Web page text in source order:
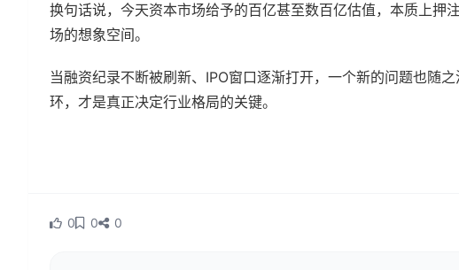
换句话说，今天资本市场给予的百亿甚至数百亿估值，本质上押
场的想象空间。
当融资纪录不断被刷新、IPO窗口逐渐打开，一个新的问题也随
环，才是真正决定行业格局的关键。
0 0 0